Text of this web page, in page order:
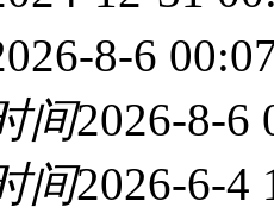
8-6
间2026-8-6
间2026-6-4